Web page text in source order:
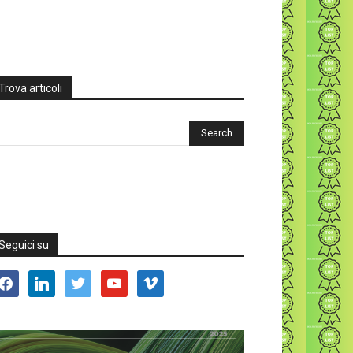
articoli
su
linkedin twitter youtube vimeo